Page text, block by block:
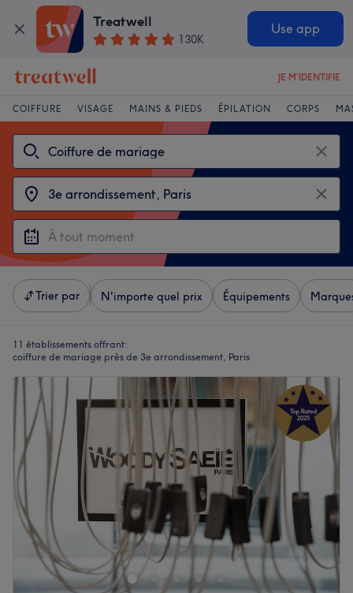
Treatwell
130K
Use app
JE M'IDENTIFIE
COIFFURE VISAGE MAINS & PIEDS ÉPILATION CORPS
Trier par N'importe quel prix Équipements
11 établissements offrant:
coiffure de mariage près de 3e arrondissement, Paris